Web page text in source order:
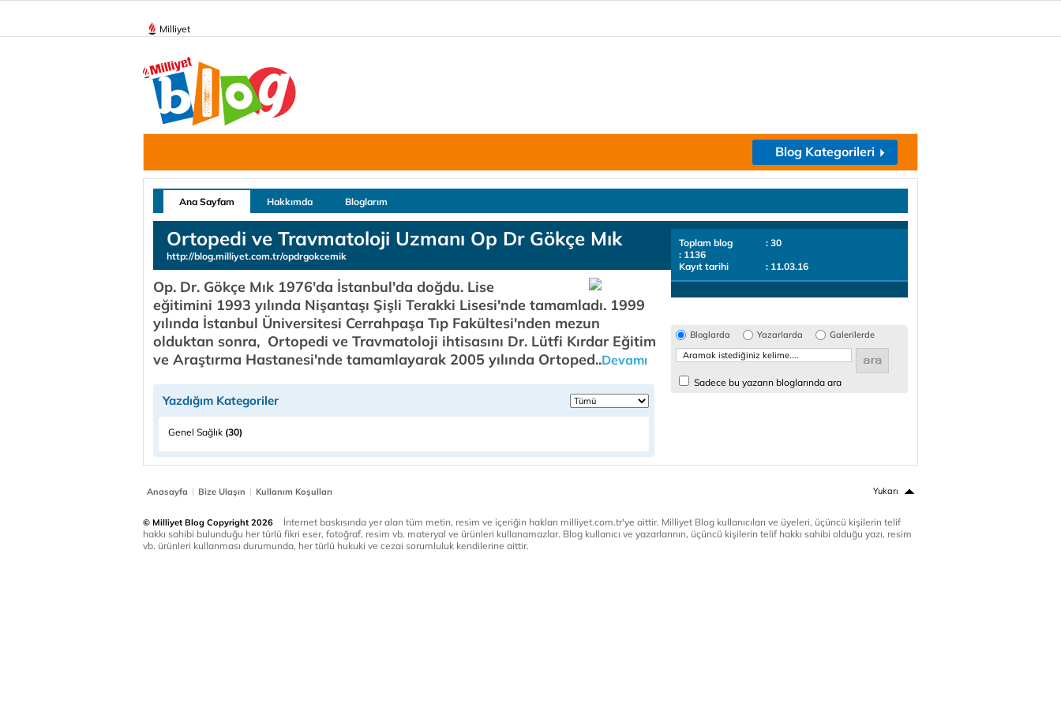
Milliyet
Blog Kategorileri
Ana Sayfam Hakkımda Bloglarım
Ortopedi ve Travmatoloji Uzmanı Op Dr Gökçe Mık
http://blog.milliyet.com.tr/opdrgokcemik
Op. Dr. Gökçe Mık 1976'da İstanbul'da doğdu. Lise
eğitimini 1993 yılında Nişantaşı Şişli Terakki Lisesi'nde tamamladı. 1999
yılında İstanbul Üniversitesi Cerrahpaşa Tıp Fakültesi'nden mezun
olduktan sonra, Ortopedi ve Travmatoloji ihtisasını Dr. Lütfi Kırdar Eğitim
ve Araştırma Hastanesi'nde tamamlayarak 2005 yılında Ortoped..Devamı
Yazdığım Kategoriler
Genel Sağlık (30)
Toplam blog
: 30
: 1136
Kayıt tarihi
: 11.03.16
Bloglarda Yazarlarda Galerilerde
Sadece bu yazarın bloglarında ara
Anasayfa | Bize Ulaşın | Kullanım Koşulları Yukarı
© Milliyet Blog Copyright 2026
İnternet baskısında yer alan tüm metin, resim ve içeriğin hakları milliyet.com.tr'ye aittir. Milliyet Blog kullanıcıları ve üyeleri, üçüncü kişilerin telif
hakkı sahibi bulunduğu her türlü fikri eser, fotoğraf, resim vb. materyal ve ürünleri kullanamazlar. Blog kullanıcı ve yazarlarının, üçüncü kişilerin telif hakkı sahibi olduğu yazı, resim
vb. ürünleri kullanması durumunda, her türlü hukuki ve cezai sorumluluk kendilerine aittir.